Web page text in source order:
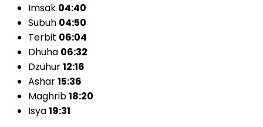
Imsak 04:40
Subuh 04:50
Terbit 06:04
Dhuha 06:32
Dzuhur12:16
Ashar15:36
Maghrib18:20
Isya19:31